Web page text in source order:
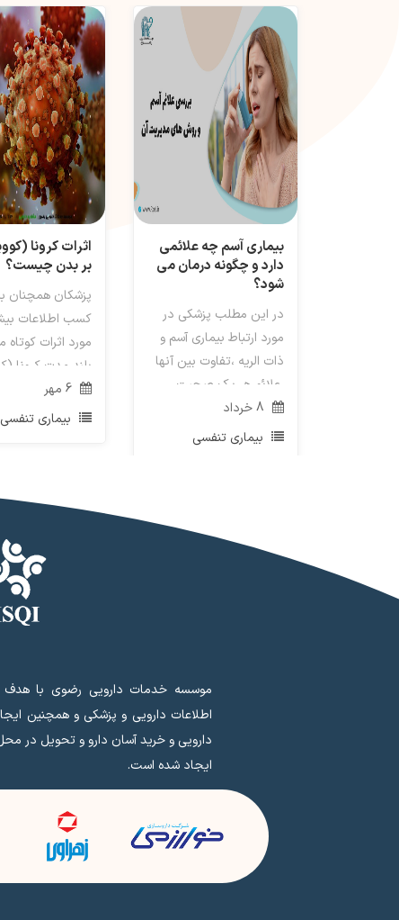
بیماری آسم چه علائمی
دارد و چگونه درمان می
شود؟
در این مطلب پزشکی در
مورد ارتباط بیماری آسم و
ذات الریه ،تفاوت بین آنها
،علائم هر یک صحبت
خواهیم کرد...
خرداد
بیماری تنفسی
بر بدن چیست؟
پزشکان همچنان
کسب اطلاعات
مورد اثرات
بر روی ...
6 مهر
بیماری تنفسی
موسسه خدمات دارویی رضوی با هدف
اطلاعات دارویی و پزشکی و همچنین
دارویی و خرید آسان دارو و تحویل در
ایجاد شده است.